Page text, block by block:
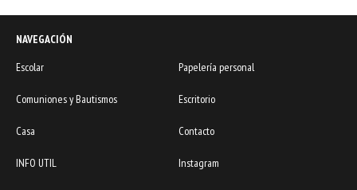
NAVEGACIÓN
Escolar
Papelería personal
Comuniones y Bautismos Escritorio
Casa Contacto
INFO UTIL Instagram